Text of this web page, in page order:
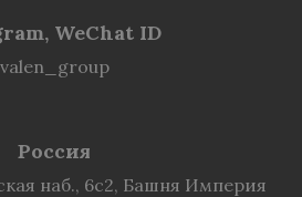
WeChat ID
valen_group
Россия
наб., 6с2, Башня Империя